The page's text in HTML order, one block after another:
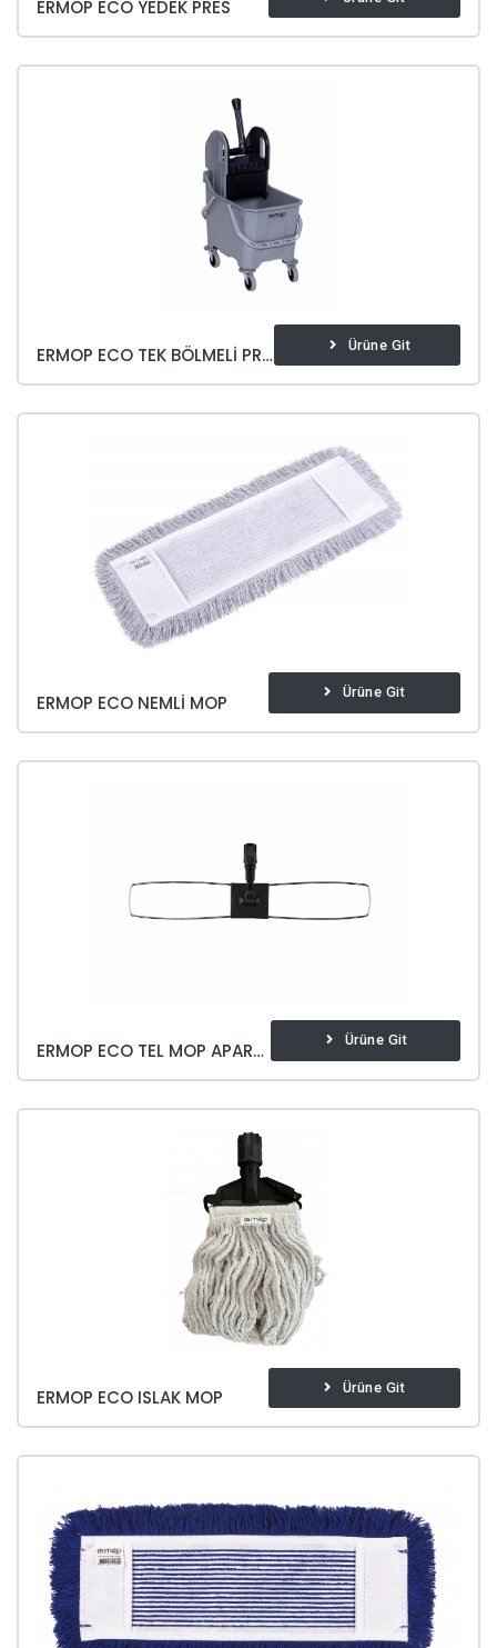
ERMOP ECO YEDEK PRES
ERMOP ECO TEK BÖLMELI PRESLI Ürüne Git
ERMOP ECO NEMLI MOP Ürüne Git
ERMOP ECO TEL MOP APARATI Ürüne Git
ERMOP ECO ISLAK MOP Ürüne Git